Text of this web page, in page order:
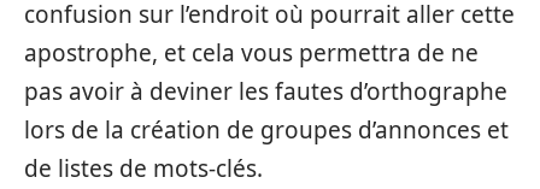
confusion sur l’endroit où pourrait aller cette
apostrophe, et cela vous permettra de ne
pas avoir à deviner les fautes d’orthographe
lors de la création de groupes d’annonces et
de listes de mots-clés.